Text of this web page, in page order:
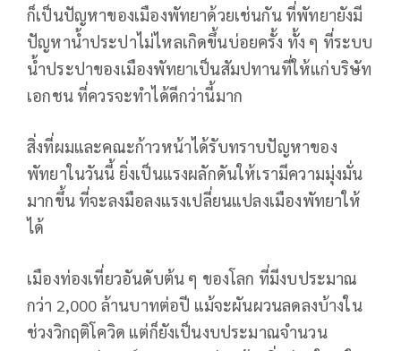
ก็เป็นปัญหาของเมืองพัทยาด้วยเช่นกัน ที่พัทยายังมี
ปัญหาน้ำประปาไม่ไหลเกิดขึ้นบ่อยครั้ง ทั้ง ๆ ที่ระบบ
น้ำประปาของเมืองพัทยาเป็นสัมปทานที่ให้แก่บริษัท
เอกชน ที่ควรจะทำได้ดีกว่านี้มาก
สิ่งที่ผมและคณะก้าวหน้าได้รับทราบปัญหาของ
พัทยาในวันนี้ ยิ่งเป็นแรงผลักดันให้เรามีความมุ่งมั่น
มากขึ้น ที่จะลงมือลงแรงเปลี่ยนแปลงเมืองพัทยาให้
ได้
เมืองท่องเที่ยวอันดับต้น ๆ ของโลก ที่มีงบประมาณ
กว่า 2,000 ล้านบาทต่อปี แม้จะผันผวนลดลงบ้างใน
ช่วงวิกฤติโควิด แต่ก็ยังเป็นงบประมาณจำนวน